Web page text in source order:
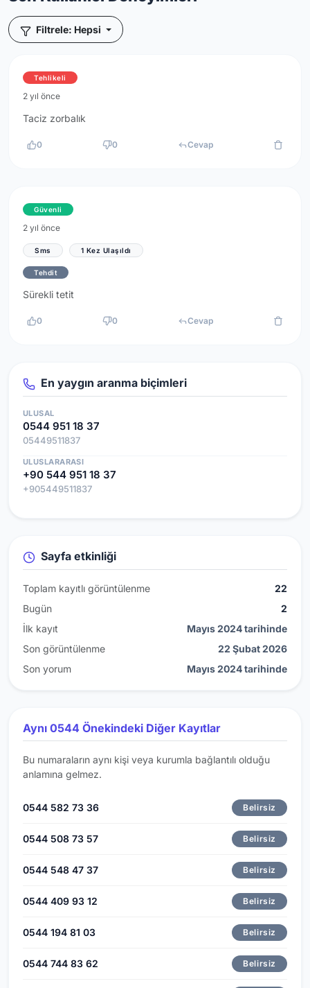
Filtrele: Hepsi
Tehlikeli
2 yıl önce
Taciz zorbalık
0 0 Cevap
Güvenli
2 yıl önce
Sms 1 Kez Ulaşıldı
Tehdit
Sürekli tetit
0 0 Cevap
En yaygın aranma biçimleri
ULUSAL
0544 951 18 37
05449511837
ULUSLARARASI
+90 544 951 18 37
+905449511837
Sayfa etkinliği
Toplam kayıtlı görüntülenme
22
Bugün
2
İlk kayıt
Mayıs 2024 tarihinde
Son görüntülenme
22 Şubat 2026
Son yorum
Mayıs 2024 tarihinde
Aynı 0544 Önekindeki Diğer Kayıtlar
Bu numaraların aynı kişi veya kurumla bağlantılı olduğu
anlamına gelmez.
0544 582 73 36 Belirsiz
0544 508 73 57 Belirsiz
0544 548 47 37 Belirsiz
0544 409 93 12 Belirsiz
0544 194 81 03 Belirsiz
0544 744 83 62 Belirsiz